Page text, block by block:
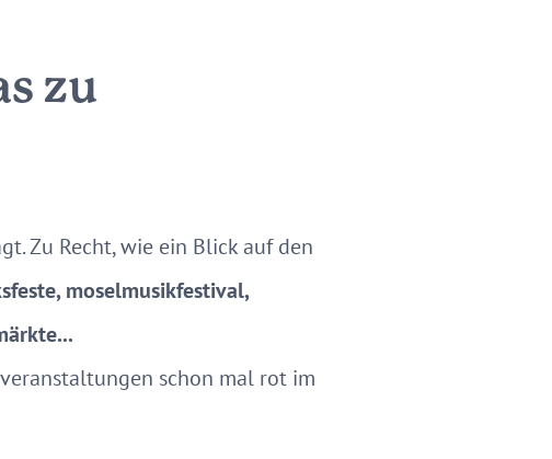
zu
Zu Recht, wie ein Blick auf den
moselmusikfestival,
schon mal rot im